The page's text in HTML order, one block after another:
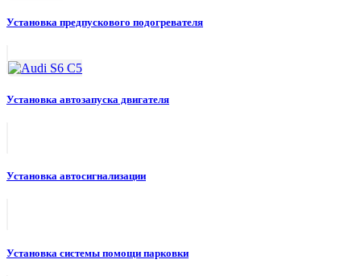
Установка предпускового подогревателя
Установка автозапуска двигателя
Установка автосигнализации
Установка системы помощи парковки